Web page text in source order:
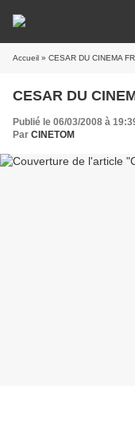
Accueil » CESAR DU CINEMA
CESAR DU
Publié le 06/03/2008 à
Par CINETOM